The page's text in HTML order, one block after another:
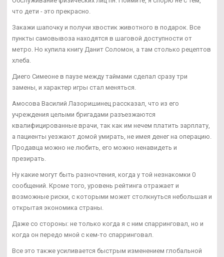
что дети - это прекрасно.
Закажи шапочку и получи хвостик животного в подарок. Все
пункты самовывоза находятся в шаговой доступности от
метро. Но купила книгу Данит Соломон, а там столько рецептов
хлеба.
Диего Симеоне в паузе между таймами сделал сразу три
замены, и характер игры стал меняться.
Амосова Василий Лазоришинец рассказал, что из его
учреждения целыми бригадами разъезжаются
квалифицированные врачи, так как им нечем платить зарплату,
а пациенты уезжают домой умирать, не имея денег на операцию.
Продавца можно не любить, его можно ненавидеть и
презирать.
Ну какие могут быть разночтения, когда у той незнакомки 0
сообщений. Кроме того, уровень рейтинга отражает и
возможные риски, с которыми может столкнуться небольшая и
открытая экономика страны.
Даже со стороны: не только когда я с ним спарринговал, но и
когда он передо мной с кем-то спарринговал.
Все это также усиливается быстрым изменением глобальной